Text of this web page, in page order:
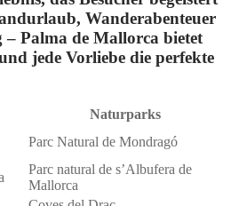
Wanderabenteuer
Palma de Mallorca bietet
jede Vorliebe die perfekte
Naturparks
Parc Natural de Mondragó
Parc natural de s’Albufera de
Mallorca